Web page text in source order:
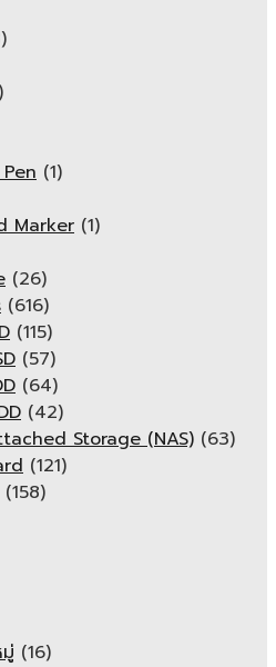
(1)
Marker (1)
(26)
(616)
(115)
(57)
(64)
(42)
Storage (NAS) (63)
(121)
(158)
(16)